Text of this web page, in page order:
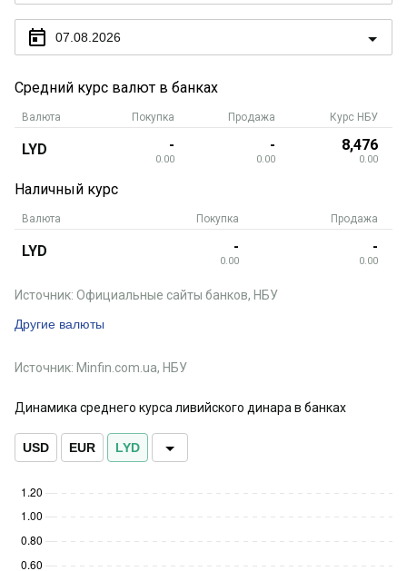
07.08.2026
Средний курс валют в банках
Валюта Покупка Продажа Курс НБУ
LYD -
0.00
-
0.00
8,476
0.00
Наличный курс
Валюта Покупка Продажа
LYD -
0.00
-
0.00
Другие валюты
Источник: Официальные сайты банков, НБУ
Источник: Minfin.com.ua, НБУ
Динамика среднего курса ливийского динара в банках
USD EUR LYD